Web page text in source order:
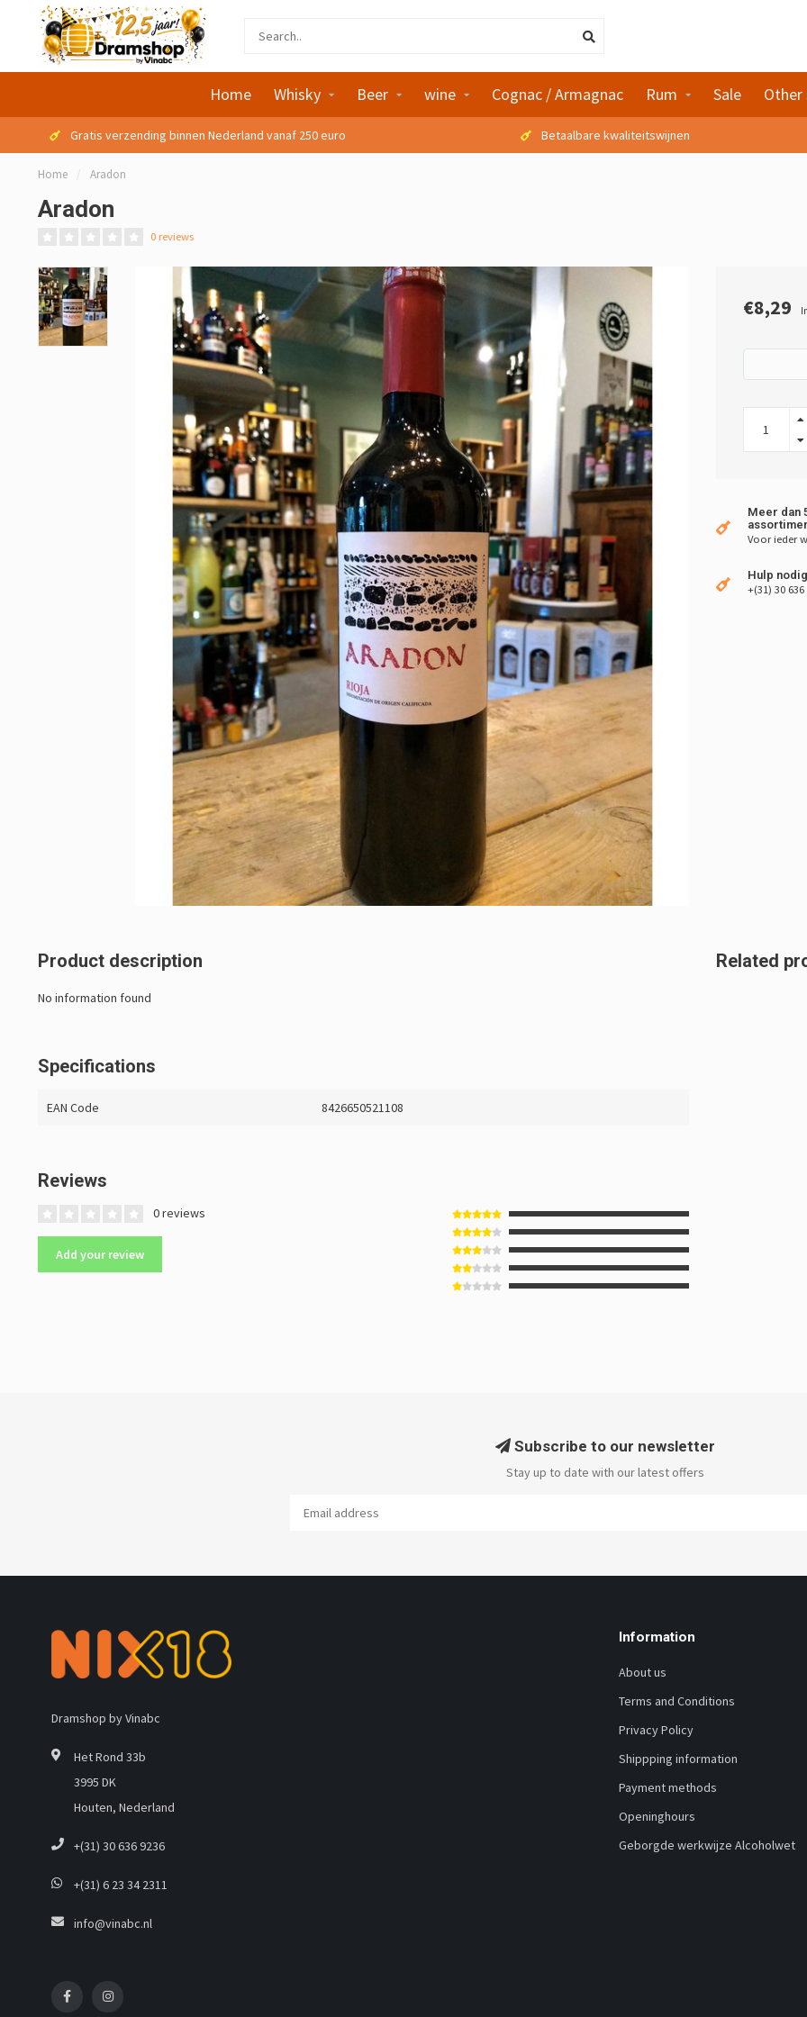
Home Whisky Beer wine Cognac / Armagnac Rum Sale
Gratis verzending binnen Nederland vanaf 250 euro Betaalbare kwaliteitswijnen
Home / Aradon
Aradon
0 reviews
€8,29
Meer dan
Voor ieder
Hulp
+(31) 30 636
Product description
No information found
Specifications
EAN Code 8426650521108
Reviews
0 reviews
Add your review
Related
Subscribe to our newsletter
Stay up to date with our latest offers
Dramshop by Vinabc
Het Rond 33b
3995 DK
Houten, Nederland
+(31) 30 636 9236
+(31) 6 23 34 2311
info@vinabc.nl
Information
About us
Terms and Conditions
Privacy Policy
Shippping information
Payment methods
Openinghours
Geborgde werkwijze Alcoholwet